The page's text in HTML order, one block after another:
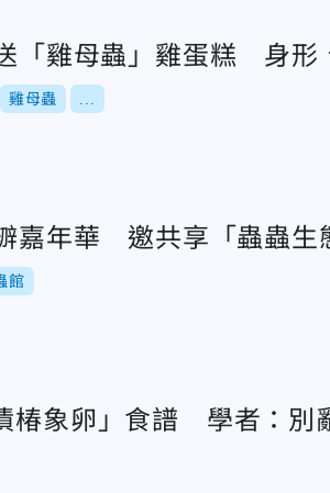
「雞母蟲」雞蛋糕 身形
雞母蟲
嘉年華 邀共享「蟲蟲生
館
椿象卵」食譜 學者：別